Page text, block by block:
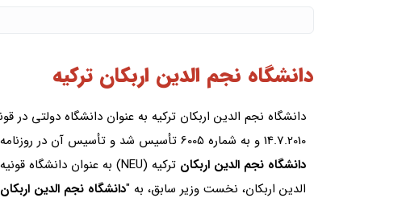
دانشگاه نجم الدین اربکان ترکیه
14.7.2010 و به شماره 6005 تأسیس شد و تأسیس آن در روزنامه رسمی مورخ 21.7.2010 و به شماره 27648 منتشر شد.
دانشگاه نجم الدین اربکان
الدین اربکان، نخست وزیر سابق، به "دانشگاه نجم الدین اربکان